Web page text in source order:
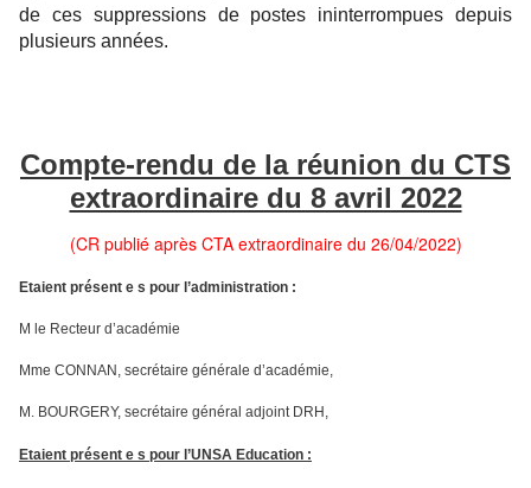
de ces suppressions de postes ininterrompues depuis
plusieurs années.
Compte-rendu de la réunion du CTS
extraordinaire du 8 avril 2022
(CR publié après CTA extraordinaire du 26/04/2022)
Etaient présent e s pour l’administration :
M le Recteur d’académie
Mme CONNAN, secrétaire générale d’académie,
M. BOURGERY, secrétaire général adjoint DRH,
Etaient présent e s pour l’UNSA Education :